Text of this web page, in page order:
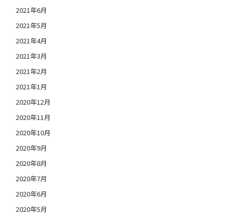
2021年6月
2021年5月
2021年4月
2021年3月
2021年2月
2021年1月
2020年12月
2020年11月
2020年10月
2020年9月
2020年8月
2020年7月
2020年6月
2020年5月